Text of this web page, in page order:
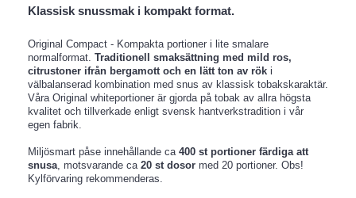
Klassisk snussmak i kompakt format.
Original Compact - Kompakta portioner i lite smalare
normalformat. Traditionell smaksättning med mild ros,
citrustoner ifrån bergamott och en lätt ton av rök i
välbalanserad kombination med snus av klassisk tobakskaraktär.
Våra Original whiteportioner är gjorda på tobak av allra högsta
kvalitet och tillverkade enligt svensk hantverkstradition i vår
egen fabrik.
Miljösmart påse innehållande ca 400 st portioner färdiga att
snusa, motsvarande ca 20 st dosor med 20 portioner. Obs!
Kylförvaring rekommenderas.